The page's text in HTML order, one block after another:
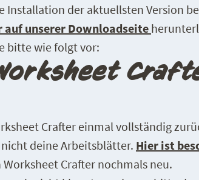
Installation der aktuellsten Version
auf unserer Downloadseite
bitte wie folgt vor:
Crafter einmal vollständig
deine Arbeitsblätter. Hier ist
Crafter nochmals neu.